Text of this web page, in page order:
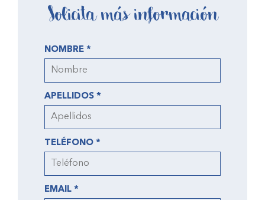
Solicita más información
NOMBRE *
APELLIDOS *
TELÉFONO *
EMAIL *